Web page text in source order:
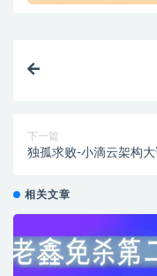
下一篇
独孤求败-小滴云架构
相关文章